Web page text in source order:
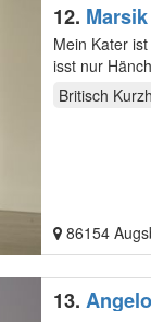
12. Marsik
Mein Kater
isst nur
Britisch
86154
13.